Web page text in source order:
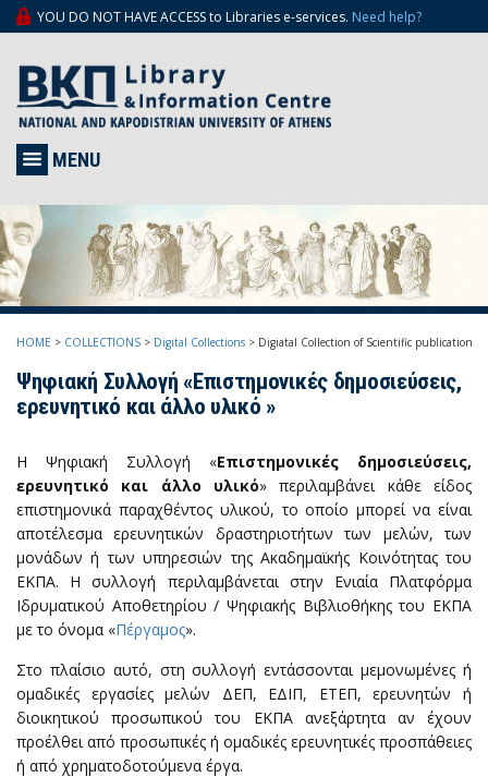
YOU DO NOT HAVE ACCESS to Libraries e-services. Need help?
MENU
HOME > COLLECTIONS > Digital Collections > Digiatal Collection of Scientific publications,
Ψηφιακή Συλλογή «Επιστημονικές δημοσιεύσεις,
ερευνητικό και άλλο υλικό »
Η Ψηφιακή Συλλογή «Επιστημονικές δημοσιεύσεις,
ερευνητικό και άλλο υλικό» περιλαμβάνει κάθε είδος
επιστημονικά παραχθέντος υλικού, το οποίο μπορεί να είναι
αποτέλεσμα ερευνητικών δραστηριοτήτων των μελών, των
μονάδων ή των υπηρεσιών της Ακαδημαϊκής Κοινότητας του
ΕΚΠΑ. Η συλλογή περιλαμβάνεται στην Ενιαία Πλατφόρμα
Ιδρυματικού Αποθετηρίου / Ψηφιακής Βιβλιοθήκης του ΕΚΠΑ
με το όνομα «Πέργαμος».
Στο πλαίσιο αυτό, στη συλλογή εντάσσονται μεμονωμένες ή
ομαδικές εργασίες μελών ΔΕΠ, ΕΔΙΠ, ΕΤΕΠ, ερευνητών ή
διοικητικού προσωπικού του ΕΚΠΑ ανεξάρτητα αν έχουν
προέλθει από προσωπικές ή ομαδικές ερευνητικές προσπάθειες
ή από χρηματοδοτούμενα έργα.